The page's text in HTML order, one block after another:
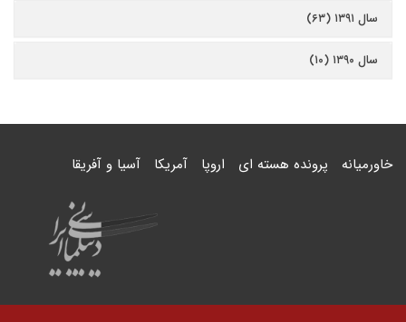
سال ۱۳۹۱ (۶۳)
سال ۱۳۹۰ (۱۰)
خاورمیانه پرونده هسته ای اروپا آمریکا آسیا و آفریقا